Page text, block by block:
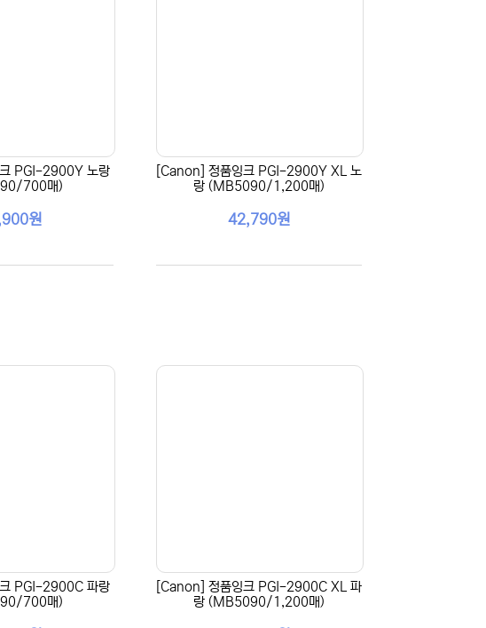
PGI-2900Y 노랑
700매)
원
[Canon] 정품잉크 PGI-2900Y XL 노
랑 (MB5090/1,200매)
42,790원
PGI-2900C 파랑
700매)
[Canon] 정품잉크 PGI-2900C XL 파
랑 (MB5090/1,200매)